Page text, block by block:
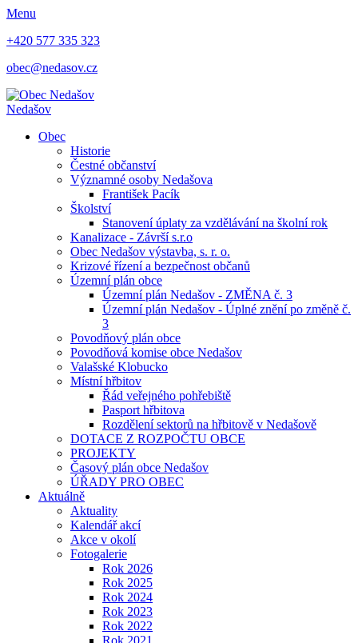
Menu
+420 577 335 323
obec@nedasov.cz
Nedašov
Obec
Historie
Čestné občanství
Významné osoby Nedašova
František Pacík
Školství
Stanovení úplaty za vzdělávání na školní rok
Kanalizace - Závrší s.r.o
Obec Nedašov výstavba, s. r. o.
Krizové řízení a bezpečnost občanů
Územní plán obce
Územní plán Nedašov - ZMĚNA č. 3
Územní plán Nedašov - Úplné znění po změně č.
3
Povodňový plán obce
Povodňová komise obce Nedašov
Valašské Klobucko
Místní hřbitov
Řád veřejného pohřebiště
Pasport hřbitova
Rozdělení sektorů na hřbitově v Nedašově
DOTACE Z ROZPOČTU OBCE
PROJEKTY
Časový plán obce Nedašov
ÚŘADY PRO OBEC
Aktuálně
Aktuality
Kalendář akcí
Akce v okolí
Fotogalerie
Rok 2026
Rok 2025
Rok 2024
Rok 2023
Rok 2022
Rok 2021